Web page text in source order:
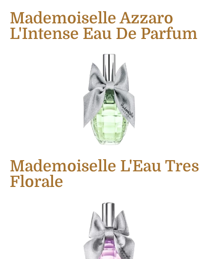
Mademoiselle Azzaro
L'Intense Eau De Parfum
Mademoiselle L'Eau Tres
Florale